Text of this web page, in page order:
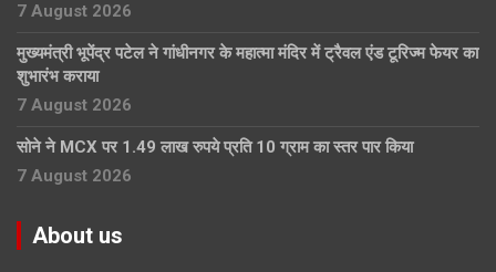
7 August 2026
मुख्यमंत्री भूपेंद्र पटेल ने गांधीनगर के महात्मा मंदिर में ट्रैवल एंड टूरिज्म फेयर का
शुभारंभ कराया
7 August 2026
सोने ने MCX पर 1.49 लाख रुपये प्रति 10 ग्राम का स्तर पार किया
7 August 2026
About us